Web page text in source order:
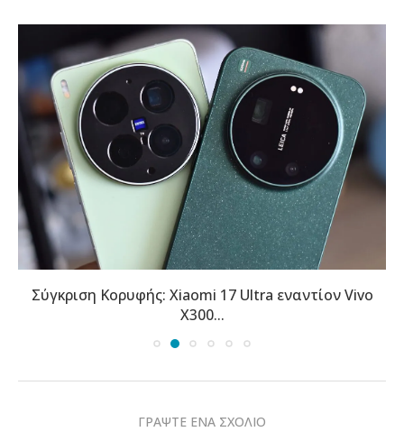
Σύγκριση Κορυφής: Xiaomi 17 Ultra εναντίον Vivo
X300...
ΓΡΑΨΤΕ ΕΝΑ ΣΧΟΛΙΟ